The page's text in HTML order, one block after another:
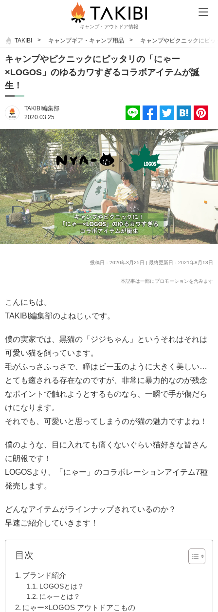
キャンプ・アウトドア情報
TAKIBI キャンプギア・キャンプ用品 キャンプやピクニックにピ
キャンプやピクニックにピッタリの「にゃー
×LOGOS」のゆるカワすぎるコラボアイテムが誕
生！
TAKIBI編集部
2020.03.25
投稿日：2020年3月25日 | 最終更新日：2021年8月18日
本記事は一部にプロモーションを含みます
こんにちは。
TAKIBI編集部のよねじぃです。
僕の実家では、黒猫の「ジジちゃん」というそれはそれは
可愛い猫を飼っています。
毛がふっさふっさで、瞳はビー玉のように大きく美しい…
とても癒される存在なのですが、非常に暴力的なのが残念
なポイントで触れようとするものなら、一瞬で手が傷だら
けになります。
それでも、可愛いと思ってしまうのが猫の魅力ですよね！
僕のような、目に入れても痛くないぐらい猫好きな皆さん
に朗報です！
LOGOSより、「にゃー」のコラボレーションアイテム7種
発売します。
どんなアイテムがラインナップされているのか？
早速ご紹介していきます！
目次
ブランド紹介
LOGOSとは？
にゃーとは？
にゃー×LOGOS アウトドアこもの